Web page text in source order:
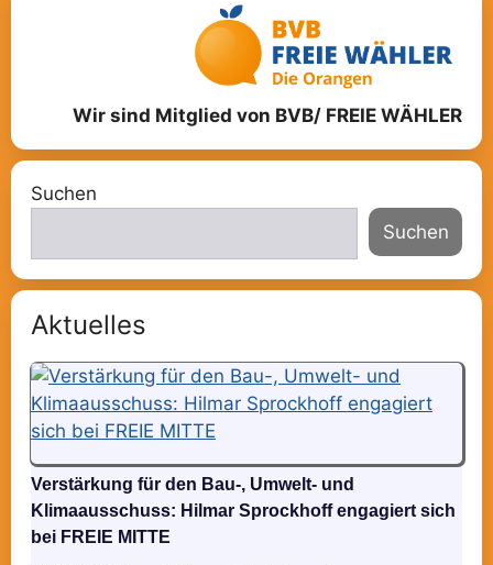
Wir sind Mitglied von BVB/ FREIE WÄHLER
Suchen
Suchen
Aktuelles
Verstärkung für den Bau-, Umwelt- und
Klimaausschuss: Hilmar Sprockhoff engagiert sich
bei FREIE MITTE